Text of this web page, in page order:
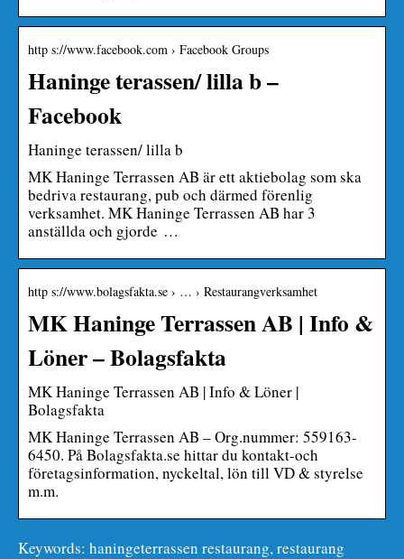
http s://www.facebook.com › Facebook Groups
Haninge terassen/ lilla b –
Facebook
Haninge terassen/ lilla b
MK Haninge Terrassen AB är ett aktiebolag som ska
bedriva restaurang, pub och därmed förenlig
verksamhet. MK Haninge Terrassen AB har 3
anställda och gjorde …
http s://www.bolagsfakta.se › … › Restaurangverksamhet
MK Haninge Terrassen AB | Info &
Löner – Bolagsfakta
MK Haninge Terrassen AB | Info & Löner |
Bolagsfakta
MK Haninge Terrassen AB – Org.nummer: 559163-
6450. På Bolagsfakta.se hittar du kontakt-och
företagsinformation, nyckeltal, lön till VD & styrelse
m.m.
Keywords: haningeterrassen restaurang, restaurang